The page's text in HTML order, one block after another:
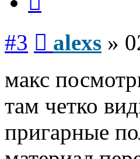
#3 alexs »
макс
там четко
пригарные